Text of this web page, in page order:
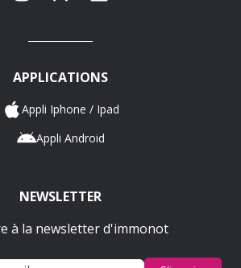
APPLICATIONS
Appli Iphone / Ipad
Appli Android
NEWSLETTER
à la newsletter d'immonot